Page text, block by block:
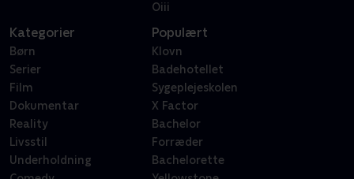
Oiii
Kategorier
Børn
Serier
Film
Dokumentar
Reality
Livsstil
Underholdning
Populært
Klovn
Badehotellet
Sygeplejeskolen
X Factor
Bachelor
Forræder
Bachelorette